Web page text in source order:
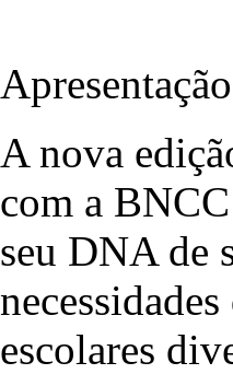
A nova
com a
seu DNA de
escolares